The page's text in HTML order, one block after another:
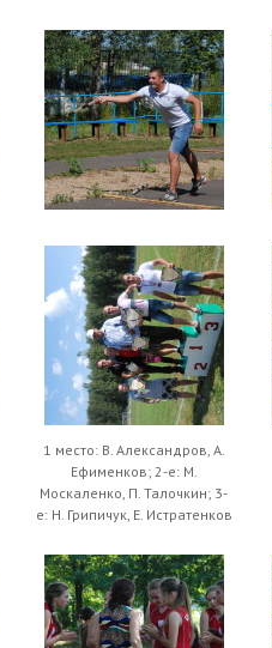
1 место: В. Александров, А.
Ефименков; 2-е: М.
Москаленко, П. Талочкин; 3-
е: Н. Грипичук, Е. Истратенков